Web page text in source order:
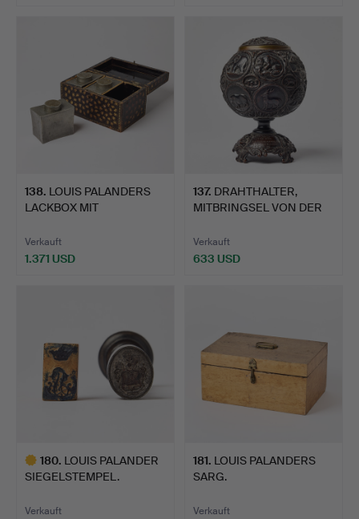
138. LOUIS PALANDERS
LACKBOX MIT
Verkauft
1.371 USD
137. DRAHTHALTER,
MITBRINGSEL VON DER
Verkauft
633 USD
180. LOUIS PALANDER
SIEGELSTEMPEL.
Verkauft
181. LOUIS PALANDERS
SARG.
Verkauft